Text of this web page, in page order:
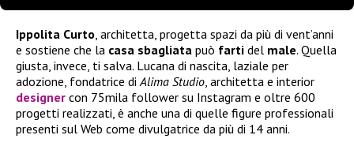
Ippolita Curto , architetta, progetta spazi da più di vent’anni
e sostiene che la casa sbagliata può farti del male. Quella
giusta, invece, ti salva. Lucana di nascita, laziale per
adozione, fondatrice di Alima Studio , architetta e interior
designer con 75mila follower su Instagram e oltre 600
progetti realizzati, è anche una di quelle figure professionali
presenti sul Web come divulgatrice da più di 14 anni.